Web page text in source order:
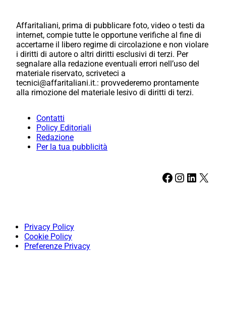
Affaritaliani, prima di pubblicare foto, video o testi da
internet, compie tutte le opportune verifiche al fine di
accertarne il libero regime di circolazione e non violare
i diritti di autore o altri diritti esclusivi di terzi. Per
segnalare alla redazione eventuali errori nell’uso del
materiale riservato, scriveteci a
tecnici@affaritaliani.it.: provvederemo prontamente
alla rimozione del materiale lesivo di diritti di terzi.
Contatti
Policy Editoriali
Redazione
Per la tua pubblicità
Facebook Instagram LinkedIn X
Privacy Policy
Cookie Policy
Preferenze Privacy